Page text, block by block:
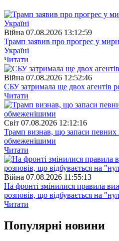
Війна 07.08.2026 13:12:59
Трамп заявив про прогрес у
Україні
Читати
Війна 07.08.2026 12:52:46
СБУ затримала ще двох агентів
Читати
Свiт 07.08.2026 12:12:16
Трамп визнав, що запаси певних
обмеженішими
Читати
Війна 07.08.2026 11:55:13
На фронті змінилися правила
розповів, що відбувається на
Читати
Популярнi новини